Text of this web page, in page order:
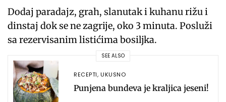
Dodaj paradajz, grah, slanutak i kuhanu rižu i
dinstaj dok se ne zagrije, oko 3 minuta. Posluži
sa rezervisanim listićima bosiljka.
SEE ALSO
RECEPTI, UKUSNO
Punjena bundeva je kraljica jeseni!